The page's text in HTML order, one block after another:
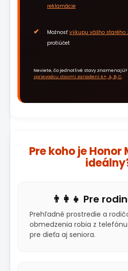
reklamácie
Možnosť výkupu vášho starého
protiúčet
Neviete, čo jednotlivé stavy znamenajú?
sprievodcu stavmi zariadení A+, A, B, C.
Pre koho je Honor
👨‍👩‍👧 Pre
Prehľadné prostredie a
obmedzenia robia z
pre dieťa aj seniora.